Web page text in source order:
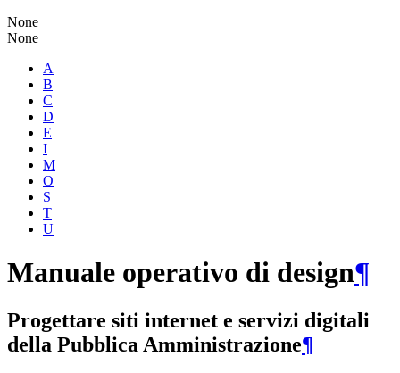
None
None
A
B
C
D
E
I
M
O
S
T
U
Manuale operativo di design¶
Progettare siti internet e servizi digitali
della Pubblica Amministrazione¶